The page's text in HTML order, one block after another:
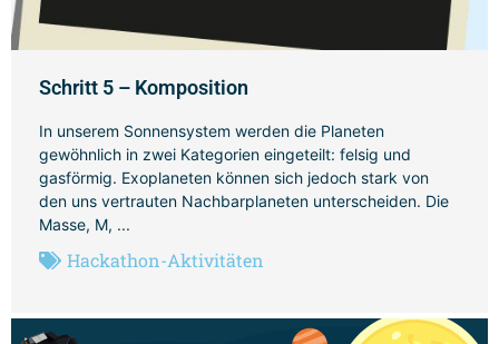
Schritt 5 – Komposition
In unserem Sonnensystem werden die Planeten
gewöhnlich in zwei Kategorien eingeteilt: felsig und
gasförmig. Exoplaneten können sich jedoch stark von
den uns vertrauten Nachbarplaneten unterscheiden. Die
Masse, M, ...
Hackathon-Aktivitäten